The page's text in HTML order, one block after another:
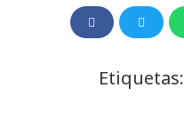
Etiquetas: